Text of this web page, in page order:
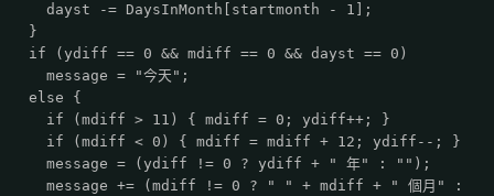
dayst -= DaysInMonth[startmonth - 1];
}
if (ydiff == 0 && mdiff == 0 && dayst == 0)
message = "今天";
else {
if (mdiff > 11) { mdiff = 0; ydiff++; }
if (mdiff < 0) { mdiff = mdiff + 12; ydiff--; }
message = (ydiff != 0 ? ydiff + " 年" : "");
message += (mdiff != 0 ? " " + mdiff + " 個月" :